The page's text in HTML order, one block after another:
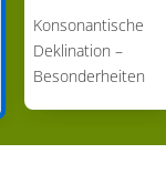
Konsonantische
Deklination –
Besonderheiten